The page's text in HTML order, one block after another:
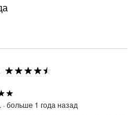
больше 1 года назад